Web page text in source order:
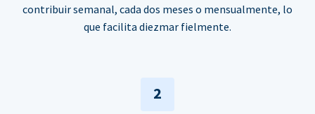
contribuir semanal, cada dos meses o mensualmente, lo
que facilita diezmar fielmente.
2